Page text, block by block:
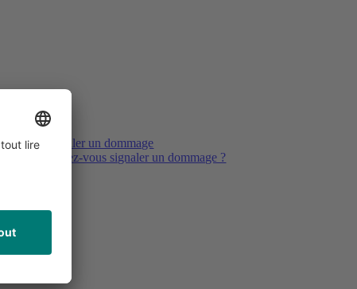
Signaler un dommage
Voulez-vous signaler un dommage ?